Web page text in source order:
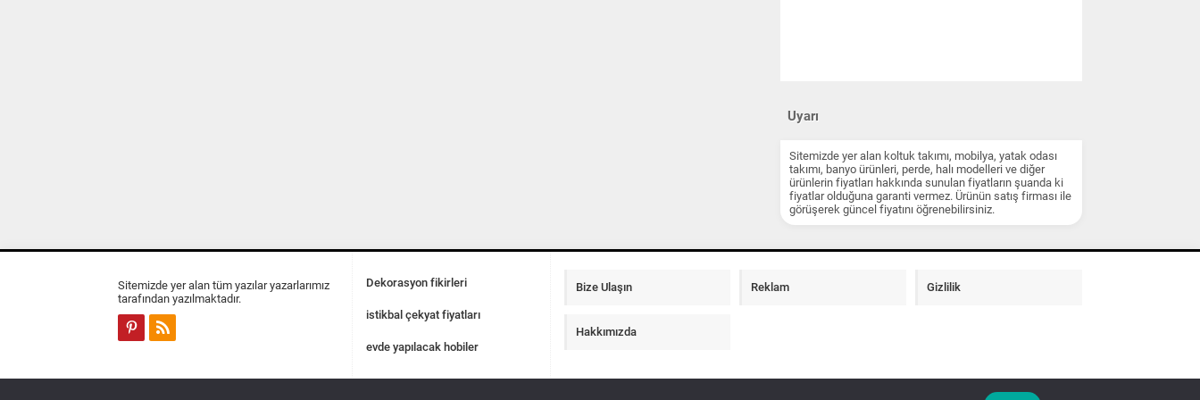
Uyarı
Sitemizde yer alan koltuk takımı, mobilya, yatak odası
takımı, banyo ürünleri, perde, halı modelleri ve diğer
ürünlerin fiyatları hakkında sunulan fiyatların şuanda ki
fiyatlar olduğuna garanti vermez. Ürünün satış firması ile
görüşerek güncel fiyatını öğrenebilirsiniz.
Sitemizde yer alan tüm yazılar yazarlarımız
tarafından yazılmaktadır.
Dekorasyon fikirleri
istikbal çekyat fiyatları
evde yapılacak hobiler
Bize Ulaşın Reklam Gizlilik
Hakkımızda